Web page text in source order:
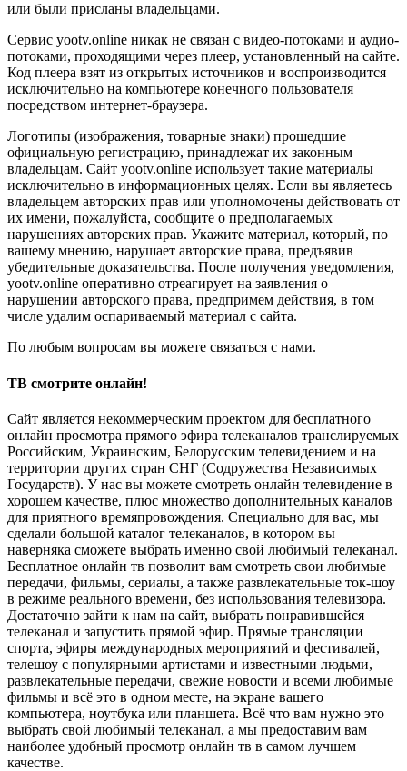
или были присланы владельцами.
Сервис yootv.online никак не связан с видео-потоками и аудио-
потоками, проходящими через плеер, установленный на сайте.
Код плеера взят из открытых источников и воспроизводится
исключительно на компьютере конечного пользователя
посредством интернет-браузера.
Логотипы (изображения, товарные знаки) прошедшие
официальную регистрацию, принадлежат их законным
владельцам. Сайт yootv.online использует такие материалы
исключительно в информационных целях. Если вы являетесь
владельцем авторских прав или уполномочены действовать от
их имени, пожалуйста, сообщите о предполагаемых
нарушениях авторских прав. Укажите материал, который, по
вашему мнению, нарушает авторские права, предъявив
убедительные доказательства. После получения уведомления,
yootv.online оперативно отреагирует на заявления о
нарушении авторского права, предпримем действия, в том
числе удалим оспариваемый материал с сайта.
По любым вопросам вы можете связаться с нами.
ТВ смотрите онлайн!
Сайт является некоммерческим проектом для бесплатного
онлайн просмотра прямого эфира телеканалов транслируемых
Российским, Украинским, Белорусским телевидением и на
территории других стран СНГ (Содружества Независимых
Государств). У нас вы можете смотреть онлайн телевидение в
хорошем качестве, плюс множество дополнительных каналов
для приятного времяпровождения. Специально для вас, мы
сделали большой каталог телеканалов, в котором вы
наверняка сможете выбрать именно свой любимый телеканал.
Бесплатное онлайн тв позволит вам смотреть свои любимые
передачи, фильмы, сериалы, а также развлекательные ток-шоу
в режиме реального времени, без использования телевизора.
Достаточно зайти к нам на сайт, выбрать понравившейся
телеканал и запустить прямой эфир. Прямые трансляции
спорта, эфиры международных мероприятий и фестивалей,
телешоу с популярными артистами и известными людьми,
развлекательные передачи, свежие новости и всеми любимые
фильмы и всё это в одном месте, на экране вашего
компьютера, ноутбука или планшета. Всё что вам нужно это
выбрать свой любимый телеканал, а мы предоставим вам
наиболее удобный просмотр онлайн тв в самом лучшем
качестве.